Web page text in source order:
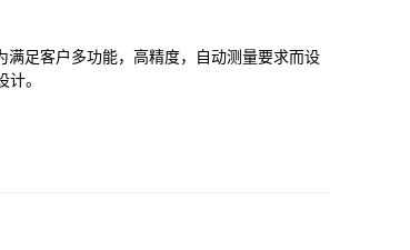
足客户多功能，高精度，自动测量要求而设
。